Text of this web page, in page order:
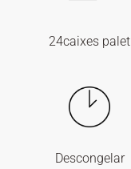
24caixes palet
Descongelar